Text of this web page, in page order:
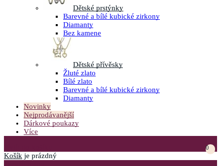
Dětské prstýnky
Barevné a bílé kubické zirkony
Diamanty
Bez kamene
Dětské přívěsky
Žluté zlato
Bílé zlato
Barevné a bílé kubické zirkony
Diamanty
Novinky
Nejprodávanější
Dárkové poukazy
Více
0
Košík je prázdný